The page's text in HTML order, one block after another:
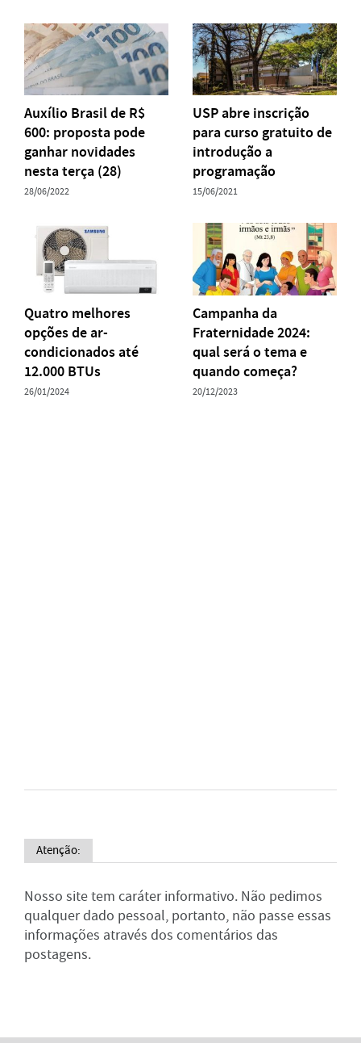
Auxílio Brasil de R$
600: proposta pode
ganhar novidades
nesta terça (28)
28/06/2022
USP abre inscrição
para curso gratuito de
introdução a
programação
15/06/2021
Quatro melhores
opções de ar-
condicionados até
12.000 BTUs
26/01/2024
Campanha da
Fraternidade 2024:
qual será o tema e
quando começa?
20/12/2023
Atenção:
Nosso site tem caráter informativo. Não pedimos
qualquer dado pessoal, portanto, não passe essas
informações através dos comentários das
postagens.